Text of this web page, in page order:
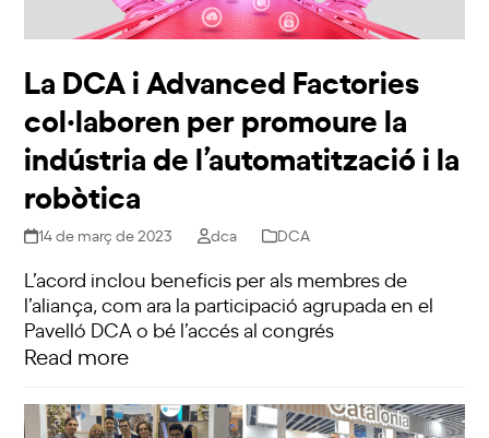
La DCA i Advanced Factories
col·laboren per promoure la
indústria de l’automatització i la
robòtica
14 de març de 2023 dca DCA
L’acord inclou beneficis per als membres de
l’aliança, com ara la participació agrupada en el
Pavelló DCA o bé l’accés al congrés
Read more